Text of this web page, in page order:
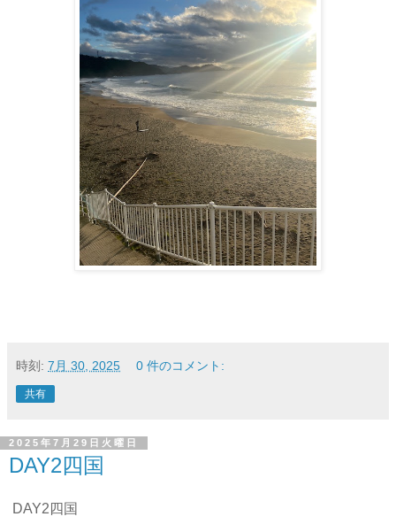
時刻: 7月 30, 2025 0 件のコメント:
共有
2025年7月29日火曜日
DAY2四国
DAY2四国